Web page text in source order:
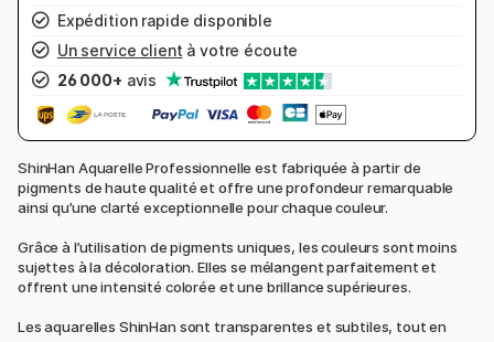
Expédition rapide disponible
Un service client à votre écoute
26 000+ avis
ShinHan Aquarelle Professionnelle est fabriquée à partir de
pigments de haute qualité et offre une profondeur remarquable
ainsi qu’une clarté exceptionnelle pour chaque couleur.
Grâce à l’utilisation de pigments uniques, les couleurs sont moins
sujettes à la décoloration. Elles se mélangent parfaitement et
offrent une intensité colorée et une brillance supérieures.
Les aquarelles ShinHan sont transparentes et subtiles, tout en